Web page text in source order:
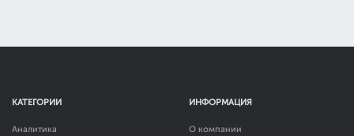
КАТЕГОРИИ
Аналитика
ИНФОРМАЦИЯ
О компании